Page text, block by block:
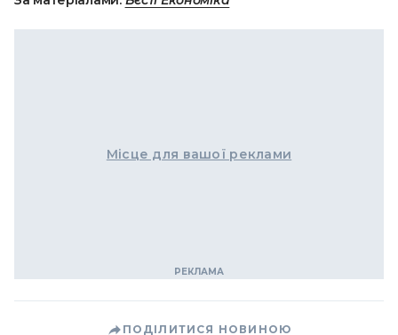
Місце для вашої реклами
ПОДІЛИТИСЯ НОВИНОЮ